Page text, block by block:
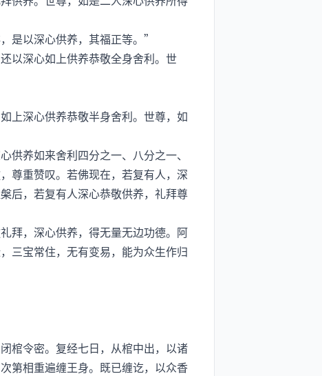
以深心供养，其福正等。”
深心如上供养恭敬全身舍利。世
深心供养恭敬半身舍利。世尊，如
养如来舍利四分之一、八分之一、
尊重赞叹。若佛现在，若复有人，深
后，若复有人深心恭敬供养，礼拜尊
，深心供养，得无量无边功德。阿
三宝常住，无有变易，能为众生作归
令密。复经七日，从棺中出，以诸
第相重遍缠王身。既已缠讫，以众香